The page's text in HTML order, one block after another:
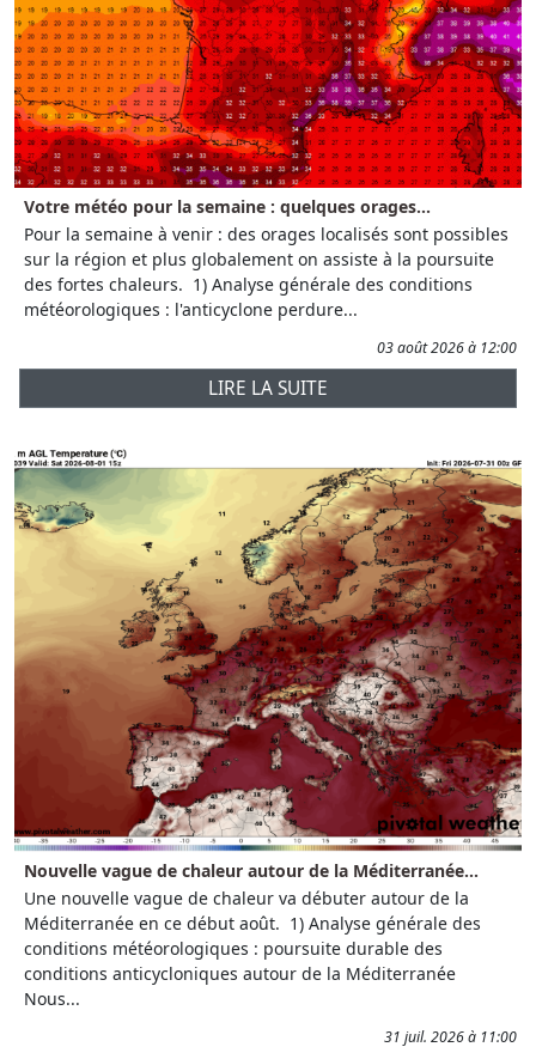
Votre météo pour la semaine : quelques orages...
Pour la semaine à venir : des orages localisés sont possibles
sur la région et plus globalement on assiste à la poursuite
des fortes chaleurs. 1) Analyse générale des conditions
météorologiques : l'anticyclone perdure...
03 août 2026 à 12:00
LIRE LA SUITE
Nouvelle vague de chaleur autour de la Méditerranée...
Une nouvelle vague de chaleur va débuter autour de la
Méditerranée en ce début août. 1) Analyse générale des
conditions météorologiques : poursuite durable des
conditions anticycloniques autour de la Méditerranée
Nous...
31 juil. 2026 à 11:00